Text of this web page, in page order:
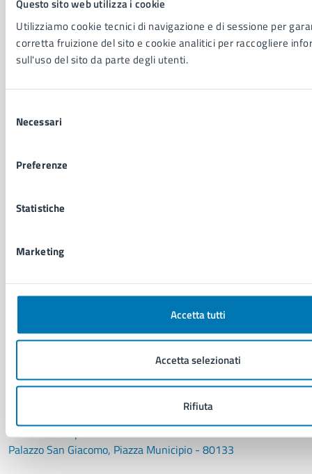
Questo sito web utilizza i cookie
Utilizziamo cookie tecnici di navigazione e di sessione per
corretta fruizione del sito e cookie analitici per raccogliere
sull'uso del sito da parte degli utenti.
delNecessari
Preferenze
Statistiche
Marketing
Accetta tutti
Accetta selezionati
Rifiuta
Cultura e tempo libero
Documenti e certificati
Educazione e formazione
Giustizia e sicurezza pubblica
Vita lavorativa
Avvisi
Comunicati stampa della Giunta Comunale
Comunicati stampa del Consiglio Comunale
Luoghi
Eventi
Comune di Napoli
Palazzo San Giacomo, Piazza Municipio - 80133